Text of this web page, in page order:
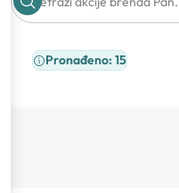
Pronađeno: 15